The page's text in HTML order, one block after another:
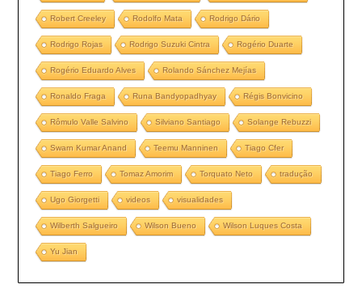
Robert Creeley Rodolfo Mata Rodrigo Dário
Rodrigo Rojas Rodrigo Suzuki Cintra Rogério Duarte
Rogério Eduardo Alves Rolando Sánchez Mejías
Ronaldo Fraga Runa Bandyopadhyay Régis Bonvicino
Rômulo Valle Salvino Silviano Santiago Solange Rebuzzi
Swarn Kumar Anand Teemu Manninen Tiago Cfer
Tiago Ferro Tomaz Amorim Torquato Neto tradução
Ugo Giorgetti videos visualidades
Wilberth Salgueiro Wilson Bueno Wilson Luques Costa
Yu Jian